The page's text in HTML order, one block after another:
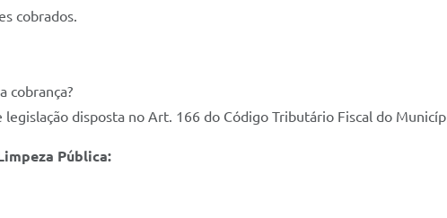
cobrados.
cobrança?
disposta no Art. 166 do Código Tributário Fiscal do
Pública: